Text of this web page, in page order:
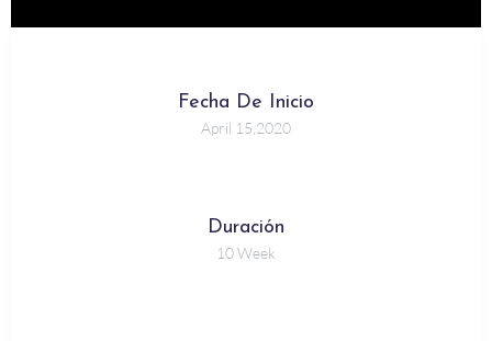
Fecha De Inicio
April 15,2020
Duración
10 Week